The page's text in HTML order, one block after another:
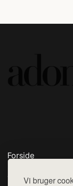
Vi bruger
Forside
Top Rabatter